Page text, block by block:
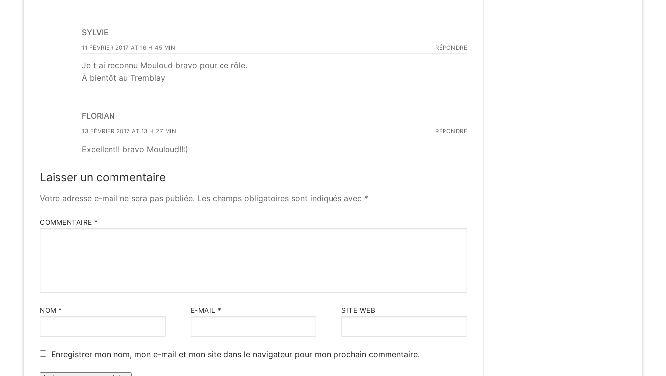
SYLVIE
11 FÉVRIER 2017 AT 16 H 45 MIN RÉPONDRE
Je t ai reconnu Mouloud bravo pour ce rôle.
À bientôt au Tremblay
FLORIAN
13 FÉVRIER 2017 AT 13 H 27 MIN RÉPONDRE
Excellent!! bravo Mouloud!!:)
Laisser un commentaire
Votre adresse e-mail ne sera pas publiée. Les champs obligatoires sont indiqués avec *
COMMENTAIRE *
NOM * E-MAIL * SITE WEB
Enregistrer mon nom, mon e-mail et mon site dans le navigateur pour mon prochain commentaire.